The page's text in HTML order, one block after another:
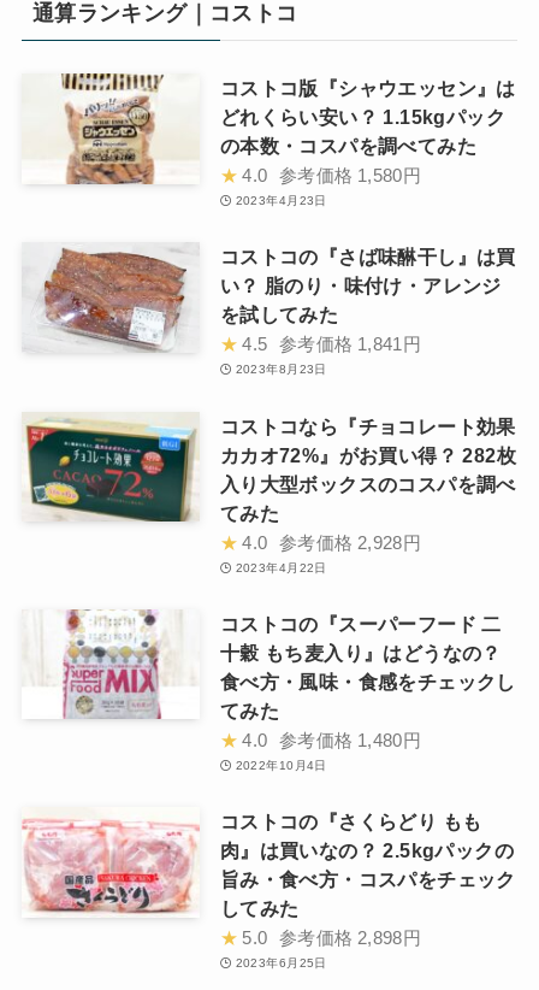
通算ランキング｜コストコ
コストコ版『シャウエッセン』は
どれくらい安い？ 1.15kgパック
の本数・コスパを調べてみた
★ 4.0 参考価格 1,580円
2023年4月23日
コストコの『さば味醂干し』は買
い？ 脂のり・味付け・アレンジ
を試してみた
★ 4.5 参考価格 1,841円
2023年8月23日
コストコなら『チョコレート効果
カカオ72%』がお買い得？ 282枚
入り大型ボックスのコスパを調べ
てみた
★ 4.0 参考価格 2,928円
2023年4月22日
コストコの『スーパーフード 二
十穀 もち麦入り』はどうなの？
食べ方・風味・食感をチェックし
てみた
★ 4.0 参考価格 1,480円
2022年10月4日
コストコの『さくらどり もも
肉』は買いなの？ 2.5kgパックの
旨み・食べ方・コスパをチェック
してみた
★ 5.0 参考価格 2,898円
2023年6月25日